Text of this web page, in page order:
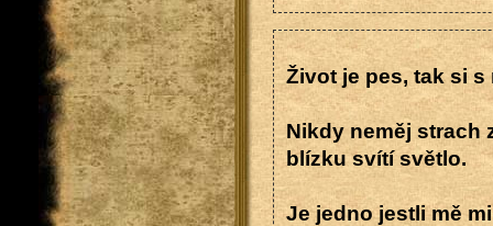
Život je pes, tak si
Nikdy neměj strach
blízku svítí světlo.
Je jedno jestli mě